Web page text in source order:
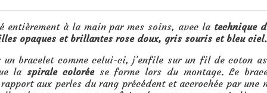
entièrement à la main par mes soins, avec la technique
opaques et brillantes rose doux, gris souris et bleu ciel.
un bracelet comme celui-ci, j’enfile sur un fil de coton
la spirale coloréese forme lors du montage. Le
aux perles du rang précédent et accrochée par